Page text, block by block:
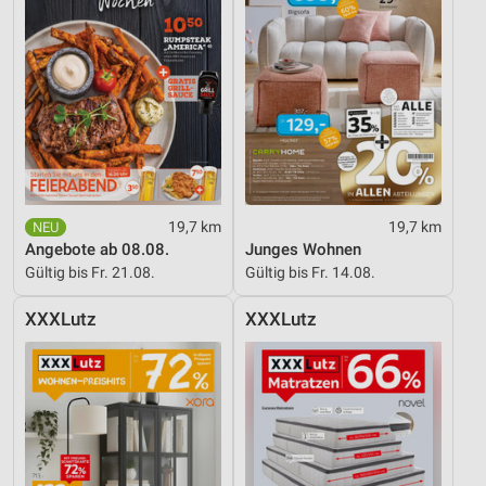
19,7 km
Angebote ab 08.08.
Gültig bis Fr. 21.08.
19,7 km
Junges Wohnen
Gültig bis Fr. 14.08.
XXXLutz XXXLutz
Kombinationen von Daten aus verschiedenen
Quellen
Entwicklung und Verbesserung der Angebote
Verwendung reduzierter Daten zur Auswahl von
Inhalten
IAB-Besonderheiten:
Verwendung genauer Standortdaten
Geräte anhand von aktiv angeforderten
Informationen identifizieren
Performance
Funktional
Werbung